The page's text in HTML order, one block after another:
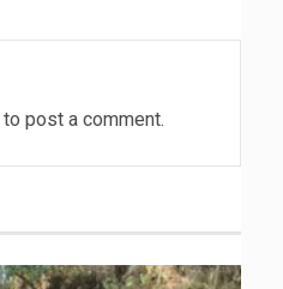
to post a comment.